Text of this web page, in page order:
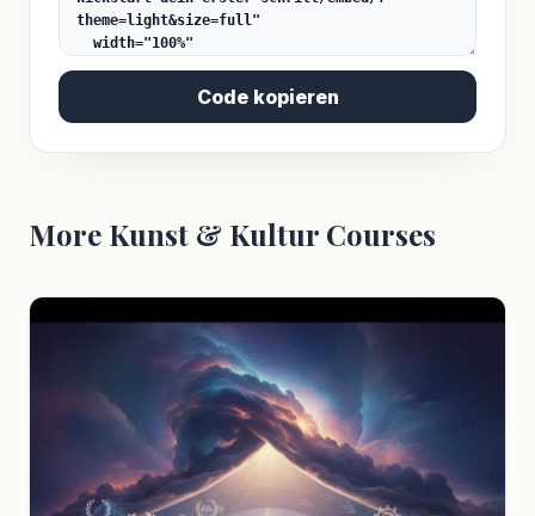
Code kopieren
More Kunst & Kultur Courses